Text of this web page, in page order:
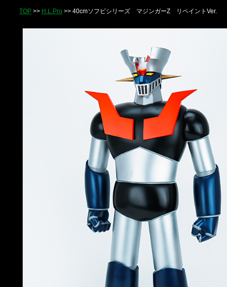
TOP >> H.L.Pro >> 40cmソフビシリーズ マジンガーZ リペイントVer.